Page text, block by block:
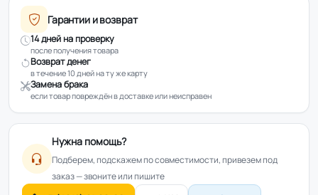
Гарантии и возврат
14 дней на проверку
после получения товара
Возврат денег
в течение 10 дней на ту же карту
Замена брака
если товар повреждён в доставке или неисправен
Нужна помощь?
Подберем, подскажем по совместимости, привезем под
заказ — звоните или пишите